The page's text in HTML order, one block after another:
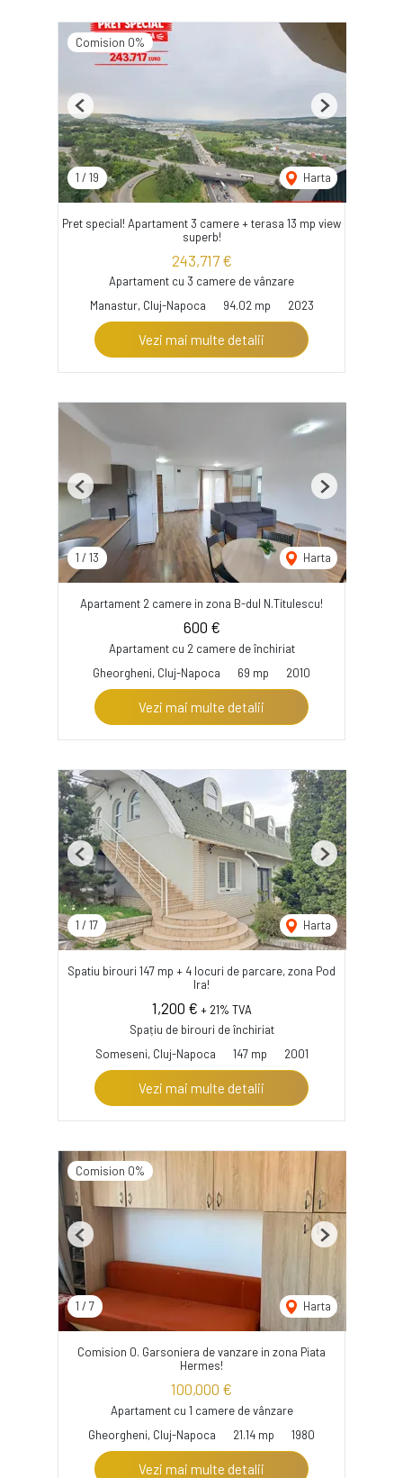
Comision 0%
1 / 19 Harta
Previous Next
Pret special! Apartament 3 camere + terasa 13 mp view
superb!
243,717 €
Apartament cu 3 camere de vânzare
Manastur, Cluj-Napoca
94.02 mp 2023
Vezi mai multe detalii
1 / 13 Harta
Previous Next
Apartament 2 camere in zona B-dul N.Titulescu!
600 €
Apartament cu 2 camere de închiriat
Gheorgheni, Cluj-Napoca
69 mp 2010
Vezi mai multe detalii
1 / 17 Harta
Previous Next
Spatiu birouri 147 mp + 4 locuri de parcare, zona Pod
Ira!
1,200 € + 21% TVA
Spațiu de birouri de închiriat
Someseni, Cluj-Napoca
147 mp 2001
Vezi mai multe detalii
Comision 0%
1 / 7 Harta
Previous Next
Comision 0. Garsoniera de vanzare in zona Piata
Hermes!
100,000 €
Apartament cu 1 camere de vânzare
Gheorgheni, Cluj-Napoca
21.14 mp 1980
Vezi mai multe detalii